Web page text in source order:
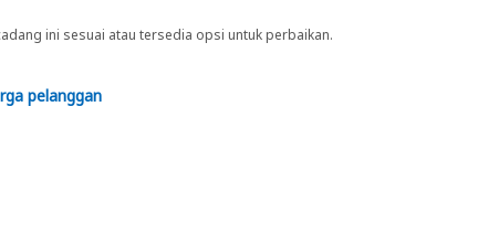
ini sesuai atau tersedia opsi untuk perbaikan.
pelanggan